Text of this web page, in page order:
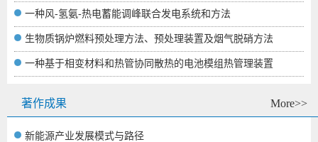
一种风-氢氨-热电蓄能调峰联合发电系统和方法
生物质锅炉燃料预处理方法、预处理装置及烟气脱硝方法
一种基于相变材料和热管协同散热的电池模组热管理装置
著作成果 More>>
新能源产业发展模式与路径